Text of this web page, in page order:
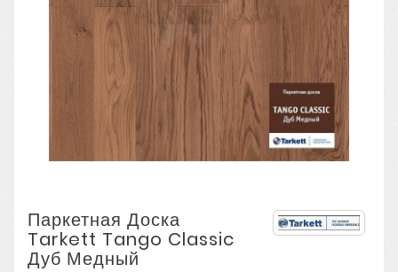
Паркетная Доска
Tarkett Tango Classic
Дуб Медный